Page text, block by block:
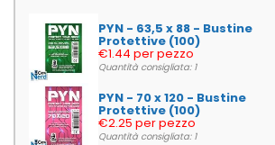
PYN - 63,5 x 88 - Bustine
Protettive (100)
€1.44 per pezzo
Quantità consigliata: 1
PYN - 70 x 120 - Bustine
Protettive (100)
€2.25 per pezzo
Quantità consigliata: 1